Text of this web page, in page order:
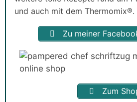
und auch mit dem Thermomix®.
Zu meiner
Zum